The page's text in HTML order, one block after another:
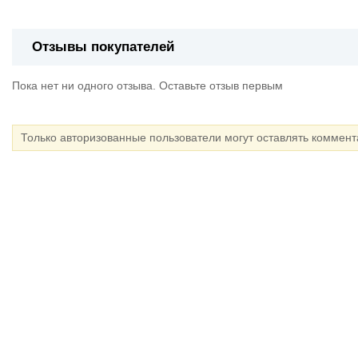
Отзывы покупателей
Пока нет ни одного отзыва. Оставьте отзыв первым
Только авторизованные пользователи могут оставлять